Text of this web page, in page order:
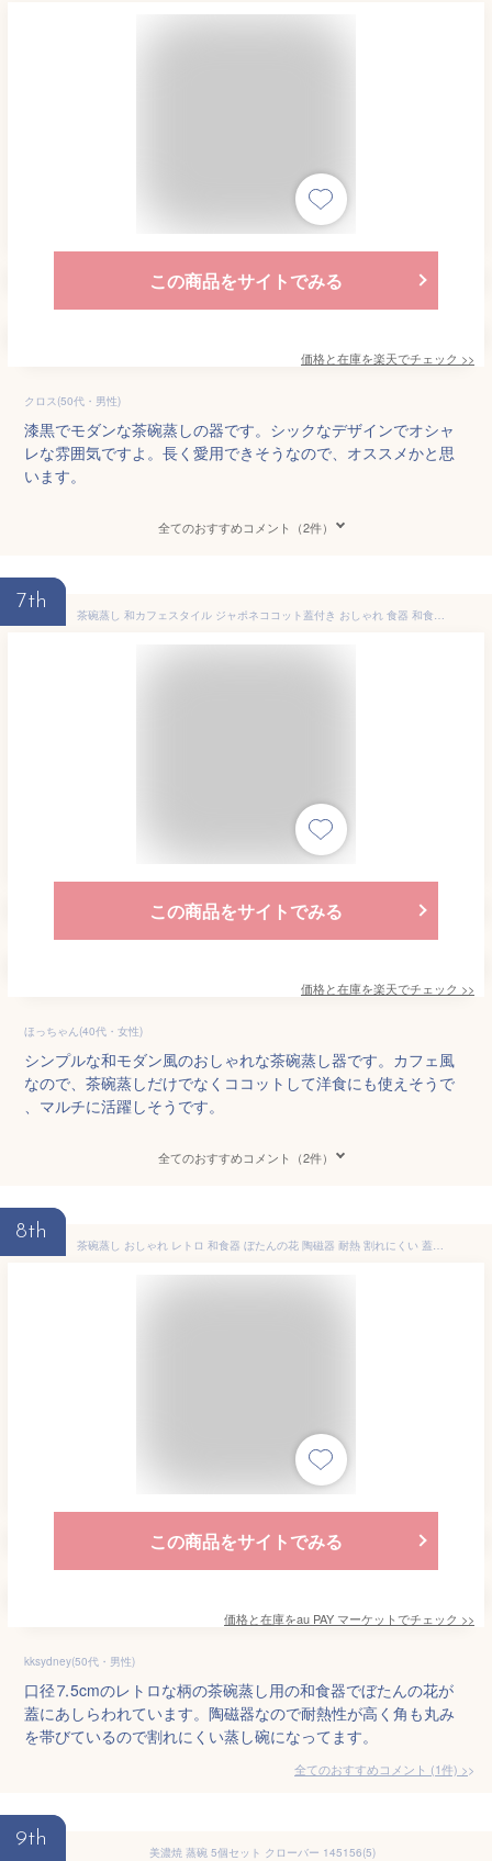
この商品をサイトでみる
価格と在庫を楽天でチェック >>
クロス(50代・男性)
漆黒でモダンな茶碗蒸しの器です。シックなデザインでオシャ
レな雰囲気ですよ。長く愛用できそうなので、オススメかと思
います。
全てのおすすめコメント（2件）
7th
茶碗蒸し 和カフェスタイル ジャポネココット蓋付き おしゃれ 食器 和食器 洋食器 茶碗蒸し 器 茶碗むし 蒸し碗 洋風茶碗蒸し ココット フタ付き スープカップ デザートカップ プリンカップ 和風 洋食器 和食器 磁器 カフェ食器 cafe風 シック モダン かわいい 可愛い
この商品をサイトでみる
価格と在庫を楽天でチェック >>
ほっちゃん(40代・女性)
シンプルな和モダン風のおしゃれな茶碗蒸し器です。カフェ風
なので、茶碗蒸しだけでなくココットして洋食にも使えそうで
、マルチに活躍しそうです。
全てのおすすめコメント（2件）
8th
茶碗蒸し おしゃれ レトロ 和食器 ぼたんの花 陶磁器 耐熱 割れにくい 蓋付き 蒸し碗 茶碗 豆蒸碗 キッチン用品 台所用品 ホテル用 業務
この商品をサイトでみる
価格と在庫をau PAY マーケットでチェック >>
kksydney(50代・男性)
口径⒎5cmのレトロな柄の茶碗蒸し用の和食器でぼたんの花が
蓋にあしらわれています。陶磁器なので耐熱性が高く角も丸み
を帯びているので割れにくい蒸し碗になってます。
全てのおすすめコメント (1件) >
9th
美濃焼 蒸碗 5個セット クローバー 145156(5)